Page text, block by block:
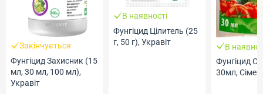
Закінчується
Фунгіцид Захисник (15
мл, 30 мл, 100 мл),
Укравіт
В наявності
Фунгіцид Цілитель (25
г, 50 г), Укравіт
В
Фунгіцид
30мл,